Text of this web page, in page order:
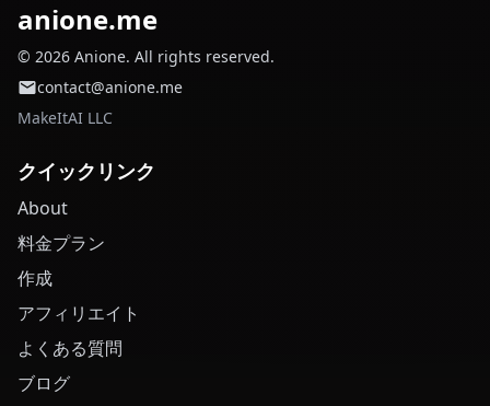
anione.me
© 2026 Anione. All rights reserved.
contact@anione.me
MakeItAI LLC
クイックリンク
About
料金プラン
作成
アフィリエイト
よくある質問
ブログ